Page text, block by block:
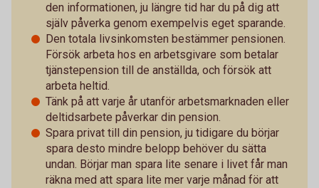
den informationen, ju längre tid har du på dig att
själv påverka genom exempelvis eget sparande.
Den totala livsinkomsten bestämmer pensionen.
Försök arbeta hos en arbetsgivare som betalar
tjänstepension till de anställda, och försök att
arbeta heltid.
Tänk på att varje år utanför arbetsmarknaden eller
deltidsarbete påverkar din pension.
Spara privat till din pension, ju tidigare du börjar
spara desto mindre belopp behöver du sätta
undan. Börjar man spara lite senare i livet får man
räkna med att spara lite mer varje månad för att